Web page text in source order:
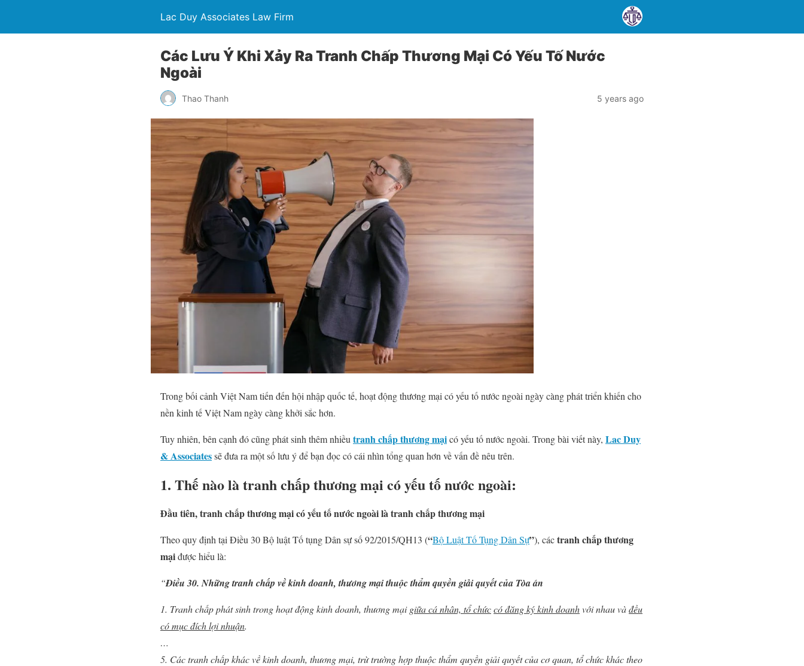
Lac Duy Associates Law Firm
Các Lưu Ý Khi Xảy Ra Tranh Chấp Thương Mại Có Yếu Tố Nước
Ngoài
Thao Thanh 5 years ago
Trong bối cảnh Việt Nam tiến đến hội nhập quốc tế, hoạt động thương mại có yếu tố nước ngoài ngày càng phát triển khiến cho
nền kinh tế Việt Nam ngày càng khởi sắc hơn.
Tuy nhiên, bên cạnh đó cũng phát sinh thêm nhiều tranh chấp thương mạicó yếu tố nước ngoài. Trong bài viết này, Lac Duy
& Associatessẽ đưa ra một số lưu ý để bạn đọc có cái nhìn tổng quan hơn về vấn đề nêu trên.
1. Thế nào là tranh chấp thương mại có yếu tố nước ngoài:
Đầu tiên, tranh chấp thương mại có yếu tố nước ngoài là tranh chấp thương mại
Theo quy định tại Điều 30 Bộ luật Tố tụng Dân sự số 92/2015/QH13 (“Bộ Luật Tố Tụng Dân Sự”), cáctranh chấp thương
mạiđược hiểu là:
“Điều 30. Những tranh chấp về kinh doanh, thương mại thuộc thẩm quyền giải quyết của Tòa án
1. Tranh chấp phát sinh trong hoạt động kinh doanh, thương mạigiữa cá nhân, tổ chứccó đăng ký kinh doanhvới nhau vàđều
có mục đích lợi nhuận.
…
5. Các tranh chấp khác về kinh doanh, thương mại, trừ trường hợp thuộc thẩm quyền giải quyết của cơ quan, tổ chức khác theo